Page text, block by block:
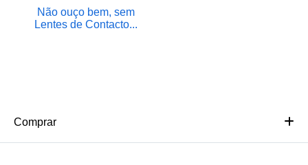
Não ouço bem, sem
Lentes de Contacto...
Comprar